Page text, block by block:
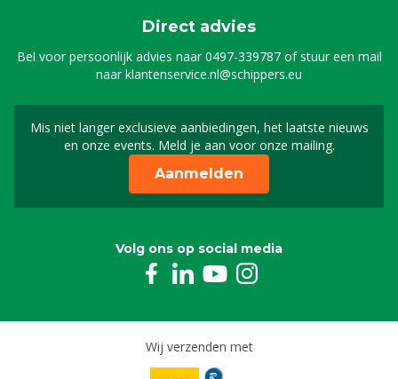
Direct advies
Bel voor persoonlijk advies naar0497-339787of stuur een mail
naarklantenservice.nl@schippers.eu
Mis niet langer exclusieve aanbiedingen, het laatste nieuws
en onze events. Meld je aan voor onze mailing.
Schrijf je in voor onze
Aanmelden
Volg ons op social media
Wij verzenden met